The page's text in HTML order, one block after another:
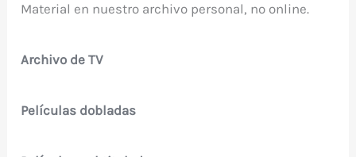
Material en nuestro archivo personal, no online.
Archivo de TV
Películas dobladas